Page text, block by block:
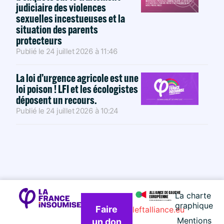
judiciaire des violences
sexuelles incestueuses et la
situation des parents
protecteurs
Publié le 24 juillet 2026 à 11:46
La loi d’urgence agricole est une
loi poison ! LFI et les écologistes
déposent un recours.
Publié le 24 juillet 2026 à 10:24
Faire
un don
La charte
graphique
Mentions
leftalliance.eu